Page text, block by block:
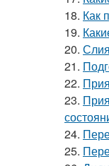
18. Как
19.
20.
21.
22.
23.
24.
25.